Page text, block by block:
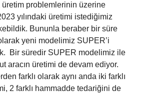
problemlerinin üzerine
yılındaki üretimi istediğimiz
Bununla beraber bir süre
yeni modelimiz SUPER’i
Bir süredir SUPER modelimiz ile
aracın üretimi de devam ediyor.
farklı olarak aynı anda iki farklı
2 farklı hammadde tedariğini de